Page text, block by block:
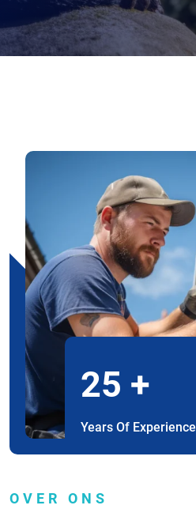
25 +
Years Of Experience
OVER ONS